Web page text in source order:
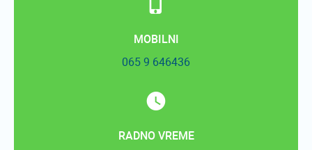
MOBILNI
065 9 646436
RADNO VREME